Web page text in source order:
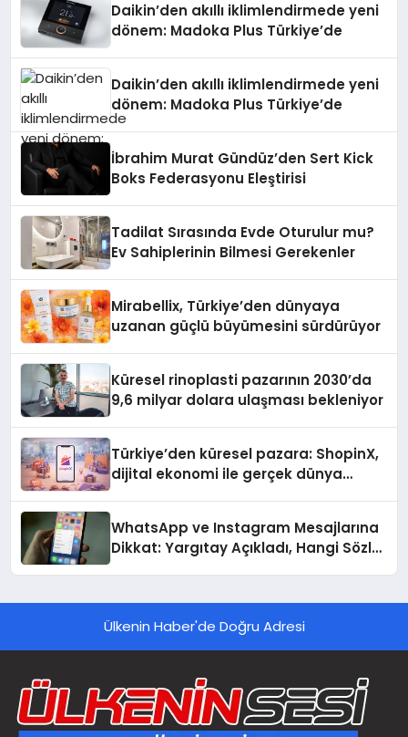
Daikin’den akıllı iklimlendirmede yeni
dönem: Madoka Plus Türkiye’de
Daikin’den akıllı iklimlendirmede yeni
dönem: Madoka Plus Türkiye’de
İbrahim Murat Gündüz’den Sert Kick
Boks Federasyonu Eleştirisi
Tadilat Sırasında Evde Oturulur mu?
Ev Sahiplerinin Bilmesi Gerekenler
Mirabellix, Türkiye’den dünyaya
uzanan güçlü büyümesini sürdürüyor
Küresel rinoplasti pazarının 2030’da
9,6 milyar dolara ulaşması bekleniyor
Türkiye’den küresel pazara: ShopinX,
dijital ekonomi ile gerçek dünya
WhatsApp ve Instagram Mesajlarına
Dikkat: Yargıtay Açıkladı, Hangi Sözler
Ülkenin Haber'de Doğru Adresi